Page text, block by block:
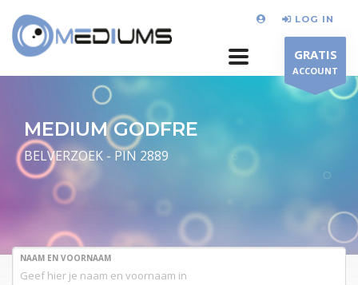
LOG IN
GRATIS
ACCOUNT
MEDIUM GODFRE
BELVERZOEK - PIN 2889
NAAM EN VOORNAAM